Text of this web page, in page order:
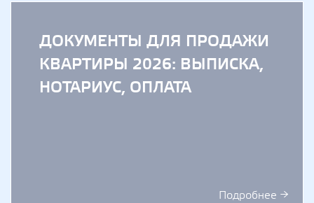
ДОКУМЕНТЫ ДЛЯ ПРОДАЖИ
КВАРТИРЫ 2026: ВЫПИСКА,
НОТАРИУС, ОПЛАТА
Подробнее →